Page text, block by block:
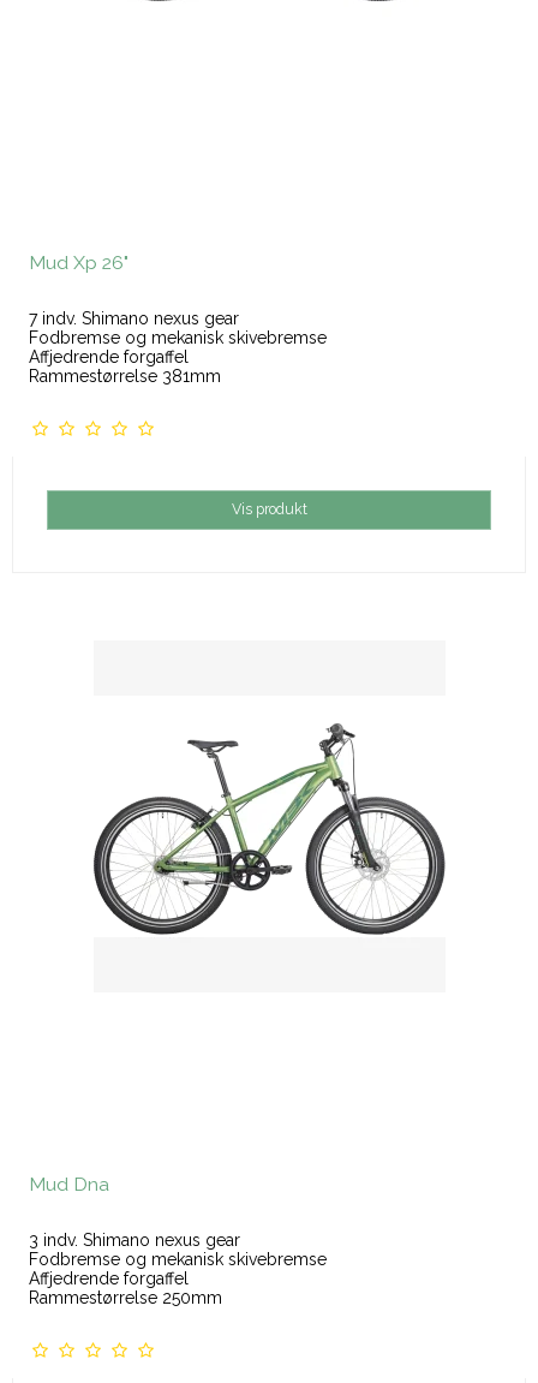
Mud Xp 26"
7 indv. Shimano nexus gear
Fodbremse og mekanisk skivebremse
Affjedrende forgaffel
Rammestørrelse 381mm
Vis produkt
Mud Dna
3 indv. Shimano nexus gear
Fodbremse og mekanisk skivebremse
Affjedrende forgaffel
Rammestørrelse 250mm